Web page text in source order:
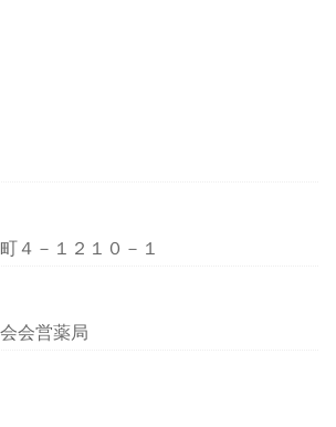
４－１２１０－１
会営薬局